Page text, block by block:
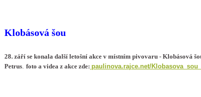
Klobásová šou
28. září se konala další letošní akce v místním pivovaru - Klobásová
Petrus. foto a videa z akce zde: paulinova.rajce.net/